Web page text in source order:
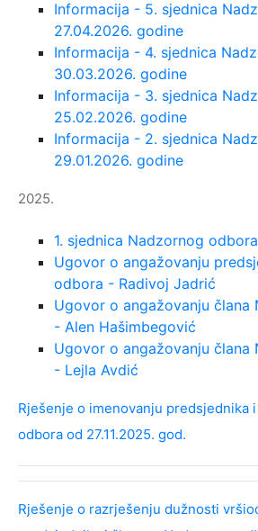
Informacija - 5. sjednica
27.04.2026. godine
Informacija - 4. sjednica
30.03.2026. godine
Informacija - 3. sjednica
25.02.2026. godine
Informacija - 2. sjednica
29.01.2026. godine
2025.
1. sjednica Nadzornog
Ugovor o angažovanju
odbora - Radivoj Jadrić
Ugovor o angažovanju člana
- Alen Hašimbegović
Ugovor o angažovanju člana
- Lejla Avdić
Rješenje o imenovanju predsjednika
odbora od 27.11.2025. god.
Rješenje o razrješenju dužnosti